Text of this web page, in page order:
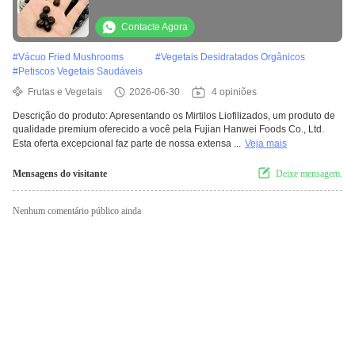
indústria alimentar
Contacte Agora
#Vácuo Fried Mushrooms #Vegetais Desidratados Orgânicos
#Petiscos Vegetais Saudáveis
Frutas e Vegetais
2026-06-30 4 opiniões
Descrição do produto: Apresentando os Mirtilos Liofilizados, um produto de
qualidade premium oferecido a você pela Fujian Hanwei Foods Co., Ltd.
Esta oferta excepcional faz parte de nossa extensa ... Veja mais
Mensagens do visitante Deixe mensagem.
Nenhum comentário público ainda